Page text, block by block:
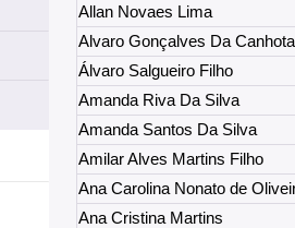
Allan Novaes Lima
Alvaro Gonçalves Da Canhota
Álvaro Salgueiro Filho
Amanda Riva Da Silva
Amanda Santos Da Silva
Amilar Alves Martins Filho
Ana Carolina Nonato de
Ana Cristina Martins